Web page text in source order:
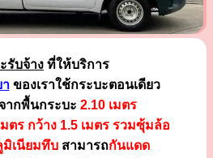
รับจ้าง ที่ให้บริการ
ของเราใช้กระบะตอนเดียว
ากพื้นกระบะ 2.10 เมตร
มตร กว้าง 1.5 เมตร รวมซุ้มล้อ
มิเนียมทึบ สามารถกันแดด